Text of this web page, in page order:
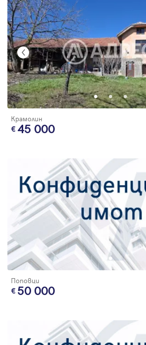
Крамолин
45 000
Поповци
50 000